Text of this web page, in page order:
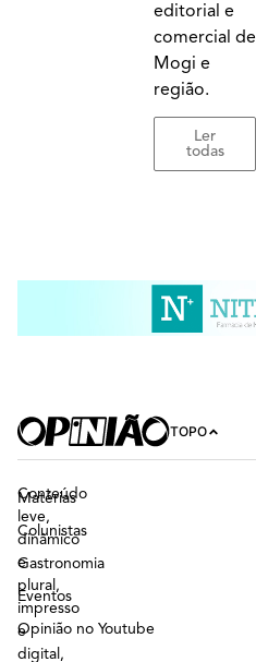
editorial e
comercial de
Mogi e
região.
Ler
todas
TOPO
Conteúdo
leve,
dinâmico
e
plural,
impresso
e
digital,
Matérias
Colunistas
Gastronomia
Eventos
Opinião no Youtube